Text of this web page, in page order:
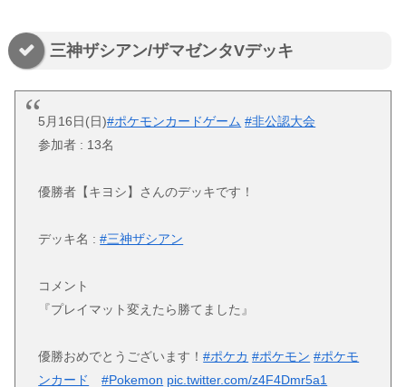
三神ザシアン/ザマゼンタVデッキ
5月16日(日)#ポケモンカードゲーム #非公認大会
参加者 : 13名
優勝者【キヨシ】さんのデッキです！
デッキ名 :#三神ザシアン
コメント
『プレイマット変えたら勝てました』
優勝おめでとうございます！#ポケカ #ポケモン #ポケモ
ンカード
#Pokemon pic.twitter.com/z4F4Dmr5a1